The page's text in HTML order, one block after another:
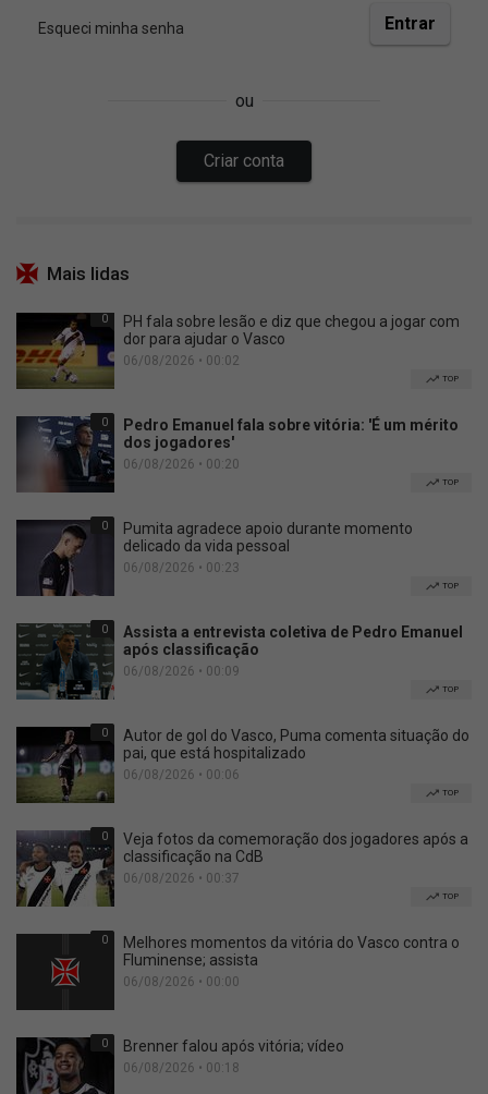
Mais lidas
0
PH fala sobre lesão e diz que chegou a jogar com
dor para ajudar o Vasco
06/08/2026 • 00:02
TOP
0
Pedro Emanuel fala sobre vitória: 'É um mérito
dos jogadores'
06/08/2026 • 00:20
TOP
0
Pumita agradece apoio durante momento
delicado da vida pessoal
06/08/2026 • 00:23
TOP
0
Assista a entrevista coletiva de Pedro Emanuel
após classificação
06/08/2026 • 00:09
TOP
0
Autor de gol do Vasco, Puma comenta situação do
pai, que está hospitalizado
06/08/2026 • 00:06
TOP
0
Veja fotos da comemoração dos jogadores após a
classificação na CdB
06/08/2026 • 00:37
TOP
0
Melhores momentos da vitória do Vasco contra o
Fluminense; assista
06/08/2026 • 00:00
0 Brenner falou após vitória; vídeo
06/08/2026 • 00:18